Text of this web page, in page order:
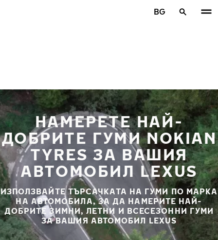
BG
НАМЕРЕТЕ НАЙ-
ДОБРИТЕ ГУМИ NOKIAN
TYRES ЗА ВАШИЯ
АВТОМОБИЛ LEXUS
ИЗПОЛЗВАЙТЕ ТЪРСАЧКАТА НА ГУМИ ПО МАРКА
НА АВТОМОБИЛА, ЗА ДА НАМЕРИТЕ НАЙ-
ДОБРИТЕ ЗИМНИ, ЛЕТНИ И ВСЕСЕЗОННИ ГУМИ
ЗА ВАШИЯ АВТОМОБИЛ LEXUS